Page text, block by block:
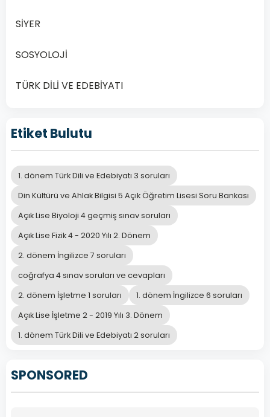
SİYER
SOSYOLOJİ
TÜRK DİLİ VE EDEBİYATI
Etiket Bulutu
1. dönem Türk Dili ve Edebiyatı 3 soruları
Din Kültürü ve Ahlak Bilgisi 5 Açık Öğretim Lisesi Soru Bankası
Açık Lise Biyoloji 4 geçmiş sınav soruları
Açık Lise Fizik 4 - 2020 Yılı 2. Dönem
2. dönem İngilizce 7 soruları
coğrafya 4 sınav soruları ve cevapları
2. dönem İşletme 1 soruları
1. dönem İngilizce 6 soruları
Açık Lise İşletme 2 - 2019 Yılı 3. Dönem
1. dönem Türk Dili ve Edebiyatı 2 soruları
SPONSORED